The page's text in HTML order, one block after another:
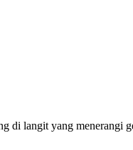
di langit yang menerangi